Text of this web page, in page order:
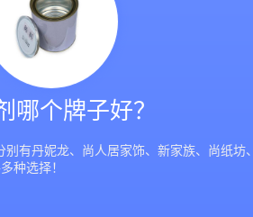
哪个牌子好？
有丹妮龙、尚人居家饰、新家族、尚纸
种选择！